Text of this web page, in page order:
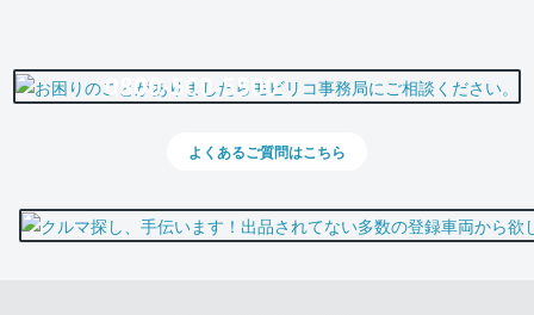
0800-500-5500
よくあるご質問はこちら